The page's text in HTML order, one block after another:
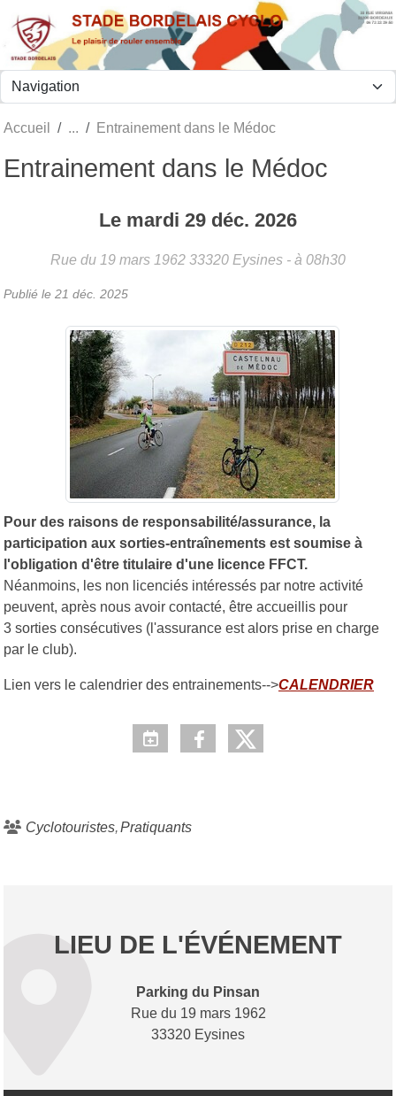
Accueil Entrainement dans le Médoc
Entrainement dans le Médoc
Le mardi 29 déc. 2026
Rue du 19 mars 1962 33320 Eysines - à 08h30
Publié le 21 déc. 2025
Pour des raisons de responsabilité/assurance, la
participation aux sorties-entraînements est soumise à
l'obligation d'être titulaire d'une licence FFCT.
Néanmoins, les non licenciés intéressés par notre activité
peuvent, après nous avoir contacté, être accueillis pour
3 sorties consécutives (l'assurance est alors prise en charge
par le club).
Lien vers le calendrier des entrainements-->CALENDRIER
Cyclotouristes Pratiquants
LIEU DE L'ÉVÉNEMENT
Parking du Pinsan
Rue du 19 mars 1962
33320 Eysines
Panneau de gestion des cookies